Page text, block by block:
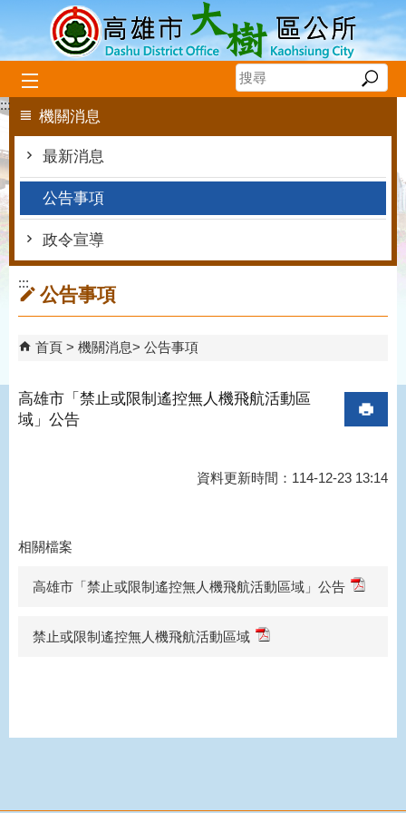
跳到主要內容區塊
:::
機關消息
最新消息
公告事項
政令宣導
:::
公告事項
首頁 機關消息 公告事項
高雄市「禁止或限制遙控無人機飛航活動區
域」公告
資料更新時間：114-12-23 13:14
相關檔案
高雄市「禁止或限制遙控無人機飛航活動區域」公告
禁止或限制遙控無人機飛航活動區域